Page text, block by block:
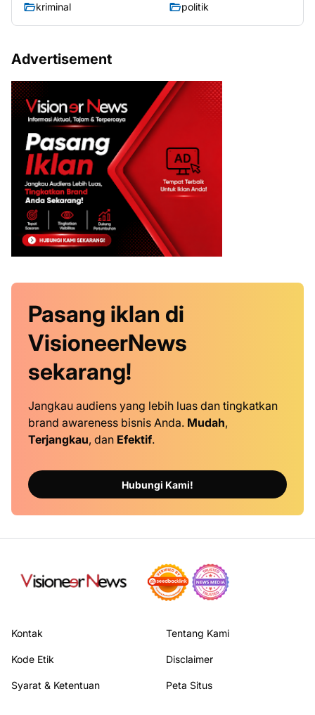
kriminal
politik
Advertisement
Pasang iklan di
VisioneerNews
sekarang!
Jangkau audiens yang lebih luas dan tingkatkan
brand awareness bisnis Anda. Mudah,
Terjangkau, dan Efektif.
Hubungi Kami!
Kontak Tentang Kami
Kode Etik Disclaimer
Syarat & Ketentuan Peta Situs